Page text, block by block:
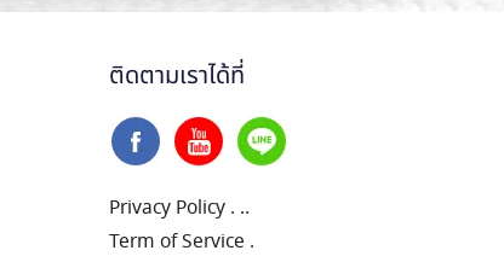
ติดตามเราได้ที่
Privacy Policy . ..
Term of Service .